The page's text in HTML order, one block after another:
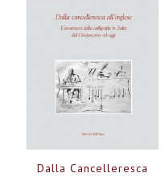
Dalla Cancelleresca